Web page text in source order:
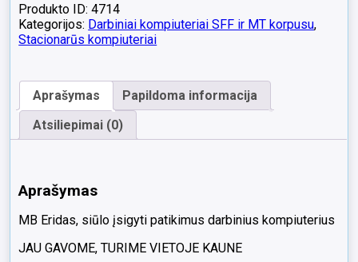
Produkto ID: 4714
Kategorijos: Darbiniai kompiuteriai SFF ir MT korpusu,
Stacionarūs kompiuteriai
Aprašymas
Papildoma informacija
Atsiliepimai (0)
Aprašymas
MB Eridas, siūlo įsigyti patikimus darbinius kompiuterius
JAU GAVOME, TURIME VIETOJE KAUNE